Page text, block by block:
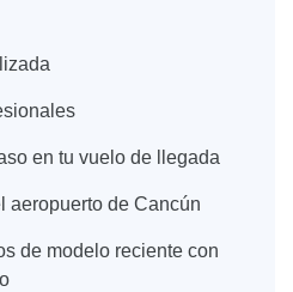
en tu vuelo de llegada
aeropuerto de Cancún
de modelo reciente con